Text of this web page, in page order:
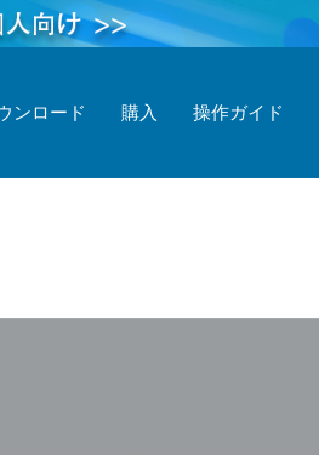
ンロード 購入 操作ガイド